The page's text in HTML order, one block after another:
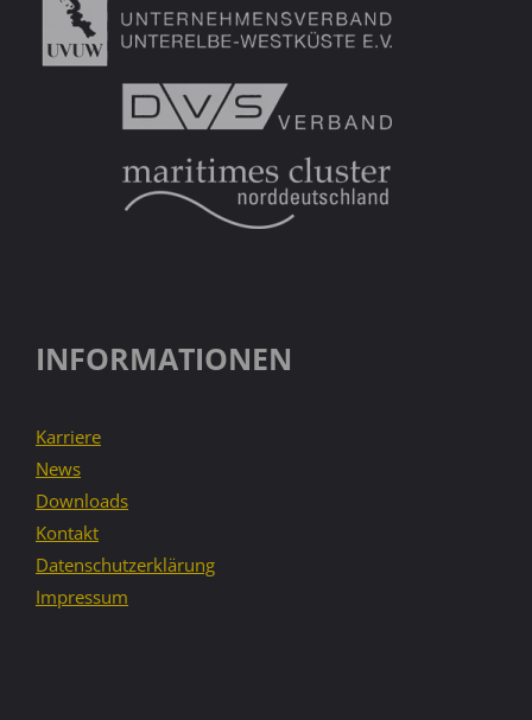
INFORMATIONEN
Karriere
News
Downloads
Kontakt
Datenschutzerklärung
Impressum